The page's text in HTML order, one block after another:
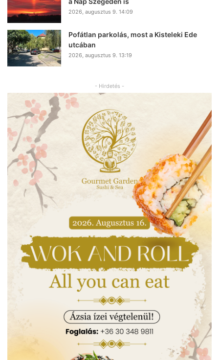
2026, augusztus 9. 14:09
Pofátlan parkolás, most a Kisteleki Ede
utcában
2026, augusztus 9. 13:19
- Hirdetés -